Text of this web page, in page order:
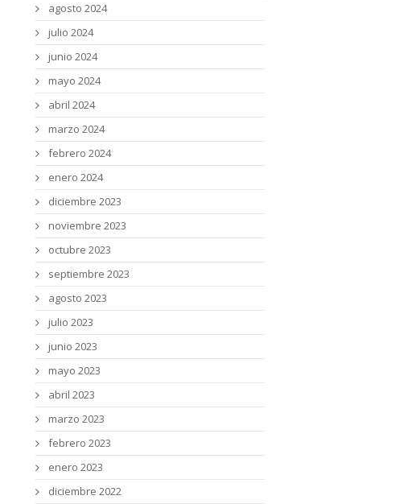
agosto 2024
julio 2024
junio 2024
mayo 2024
abril 2024
marzo 2024
febrero 2024
enero 2024
diciembre 2023
noviembre 2023
octubre 2023
septiembre 2023
agosto 2023
julio 2023
junio 2023
mayo 2023
abril 2023
marzo 2023
febrero 2023
enero 2023
diciembre 2022